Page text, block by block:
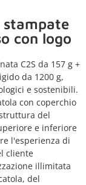
stampate
con logo
C2S da 157 g +
da 1200 g,
e sostenibili.
con coperchio
del
e inferiore
l'esperienza di
cliente
illimitata
del